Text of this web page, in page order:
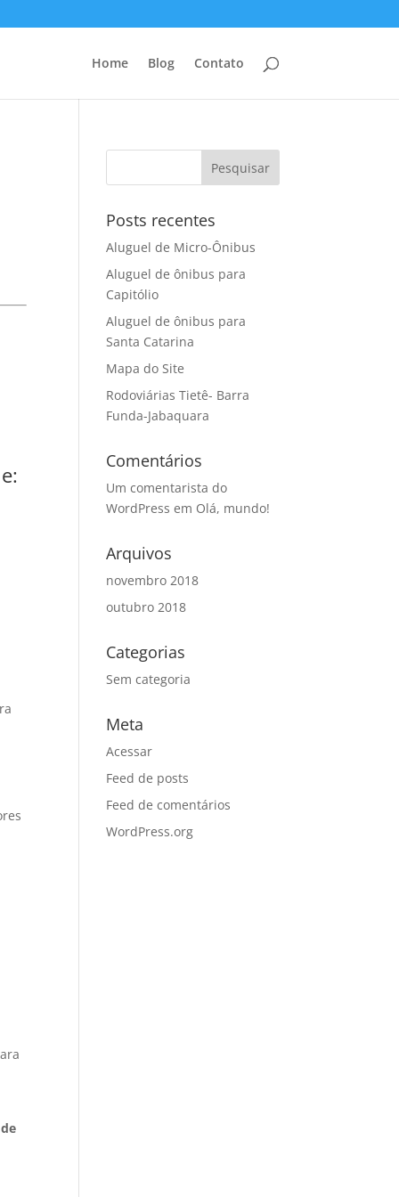
Home Blog Contato
Posts recentes
Aluguel de Micro-Ônibus
Aluguel de ônibus para
Capitólio
Aluguel de ônibus para
Santa Catarina
Mapa do Site
Rodoviárias Tietê- Barra
Funda-Jabaquara
Comentários
Um comentarista do
WordPress em Olá, mundo!
Arquivos
novembro 2018
outubro 2018
Categorias
Sem categoria
Meta
Acessar
Feed de posts
Feed de comentários
WordPress.org